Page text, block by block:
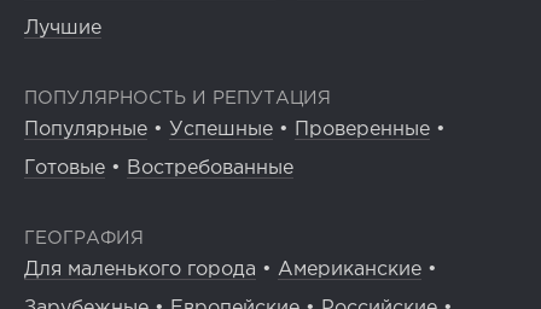
Лучшие
ПОПУЛЯРНОСТЬ И РЕПУТАЦИЯ
Популярные • Успешные • Проверенные •
Готовые • Востребованные
ГЕОГРАФИЯ
Для маленького города • Американские •